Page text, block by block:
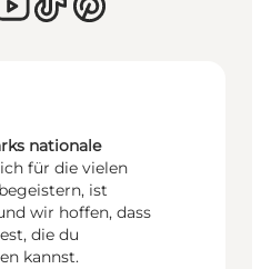
nationale
für die vielen
ist
wir hoffen, dass
die du
kannst.